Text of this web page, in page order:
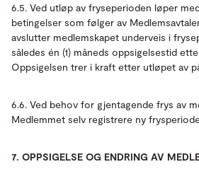
6.5. Ved utløp av fryseperioden løper
betingelser som følger av
avslutter medlemskapet underveis i
således én (1) måneds oppsigelsestid
Oppsigelsen trer i kraft etter utløpet av
6.6. Ved behov for gjentagende frys av
Medlemmet selv registrere ny
7. OPPSIGELSE OG ENDRING AV